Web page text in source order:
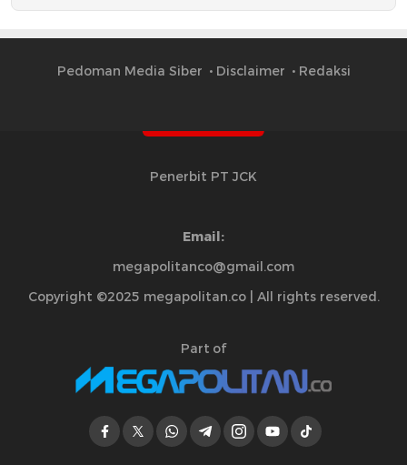
Pedoman Media Siber Disclaimer Redaksi
Penerbit PT JCK
Email:
megapolitanco@gmail.com
Copyright ©2025 megapolitan.co | All rights reserved.
Part of